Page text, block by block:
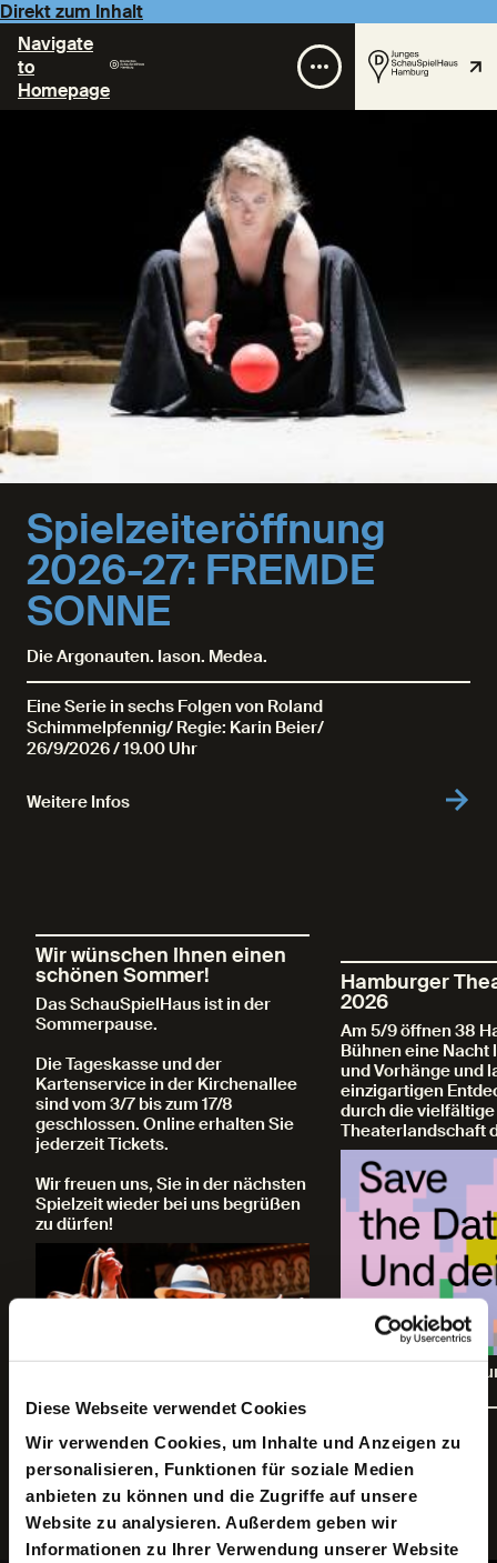
Diese Webseite verwendet Cookies
Wir verwenden Cookies, um Inhalte und Anzeigen zu
personalisieren, Funktionen für soziale Medien
anbieten zu können und die Zugriffe auf unsere
Website zu analysieren. Außerdem geben wir
Informationen zu Ihrer Verwendung unserer Website
Direkt zum Inhalt
Navigate
to
Homepage
Spielzeiteröffnung
2026-27: FREMDE
SONNE
Die Argonauten. Iason. Medea.
Eine Serie in sechs Folgen von Roland
Schimmelpfennig/ Regie: Karin Beier/
26/9/2026 /19.00 Uhr
Weitere Infos
Wir wünschen Ihnen einen
schönen Sommer!
Das SchauSpielHaus ist in der
Sommerpause.
Die Tageskasse und der
Kartenservice in der Kirchenallee
sind vom 3/7 bis zum 17/8
geschlossen. Online erhalten Sie
jederzeit Tickets.
Wir freuen uns, Sie in der nächsten
Spielzeit wieder bei uns begrüßen
zu dürfen!
Zum Spielplan
Hamburger
2026
Am 5/9 öffnen 38
Bühnen eine Nacht
und Vorhänge und
einzigartigen
durch die vielfältige
Theaterlandschaft
Tickets und Infos